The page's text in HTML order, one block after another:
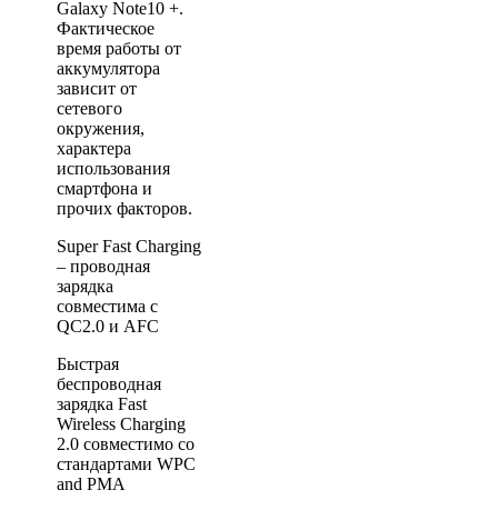
Galaxy Note10 +.
Фактическое
время работы от
аккумулятора
зависит от
сетевого
окружения,
характера
использования
смартфона и
прочих факторов.
Super Fast Charging
– проводная
зарядка
совместима с
QC2.0 и AFC
Быстрая
беспроводная
зарядка Fast
Wireless Charging
2.0 совместимо со
стандартами WPC
and PMA